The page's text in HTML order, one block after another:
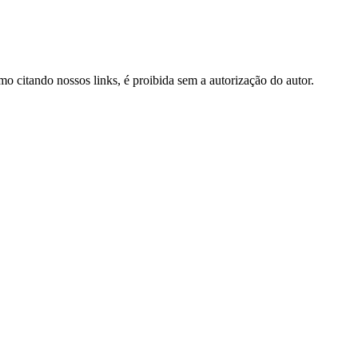
citando nossos links, é proibida sem a autorização do autor.